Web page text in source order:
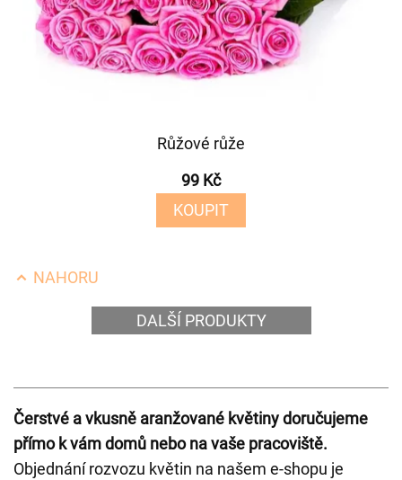
Růžové růže
99 Kč
KOUPIT
NAHORU
DALŠÍ PRODUKTY
Čerstvé a vkusně aranžované květiny doručujeme
přímo k vám domů nebo na vaše pracoviště.
Objednání rozvozu květin na našem e-shopu je